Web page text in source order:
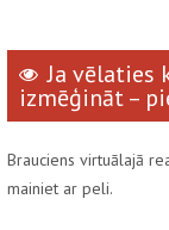
Ja vēlaties
izmēģināt –
Brauciens virtuālajā
mainiet ar peli.